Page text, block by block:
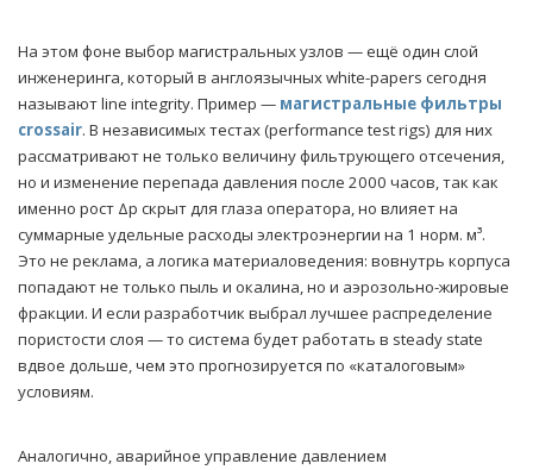
На этом фоне выбор магистральных узлов — ещё один слой
инженеринга, который в англоязычных white-papers сегодня
называют line integrity. Пример — магистральные фильтры
crossair. В независимых тестах (performance test rigs) для них
рассматривают не только величину фильтрующего отсечения,
но и изменение перепада давления после 2000 часов, так как
именно рост Δp скрыт для глаза оператора, но влияет на
суммарные удельные расходы электроэнергии на 1 норм. м³.
Это не реклама, а логика материаловедения: вовнутрь корпуса
попадают не только пыль и окалина, но и аэрозольно-жировые
фракции. И если разработчик выбрал лучшее распределение
пористости слоя — то система будет работать в steady state
вдвое дольше, чем это прогнозируется по «каталоговым»
условиям.
Аналогично, аварийное управление давлением